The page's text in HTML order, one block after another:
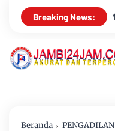
Breaking News:
Jambi 2026, Unjuk
Beranda PENGADILAN